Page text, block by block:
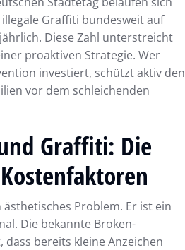
Graffiti bundesweit auf
Diese Zahl unterstreicht
proaktiven Strategie. Wer
investiert, schützt aktiv den
vor dem schleichenden
Graffiti: Die
Problem. Er ist ein
Die bekannte Broken-
dass bereits kleine Anzeichen